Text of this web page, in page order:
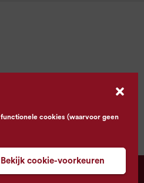
cookies (waarvoor geen
Bekijk cookie-voorkeuren